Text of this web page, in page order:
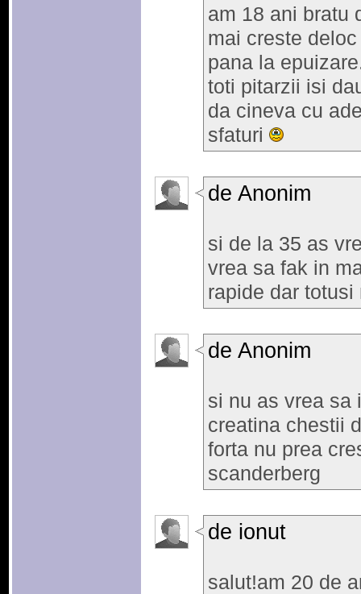
am 18 ani bratu
mai creste
pana la
toti pitarzii isi
da cineva cu
sfaturi
de Anonim
si de la 35 as
vrea sa fak in
rapide dar
de Anonim
si nu as vrea sa
creatina chestii
forta nu prea
scanderberg
de ionut
salut!am 20 de